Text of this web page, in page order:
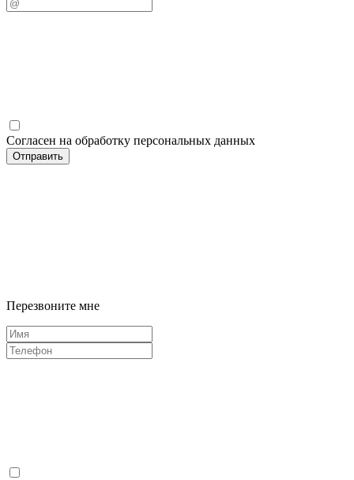
Согласен на обработку персональных данных
Отправить
Перезвоните мне